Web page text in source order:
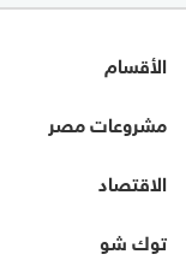
الأقسام
مشروعات مصر
الاقتصاد
توك شو